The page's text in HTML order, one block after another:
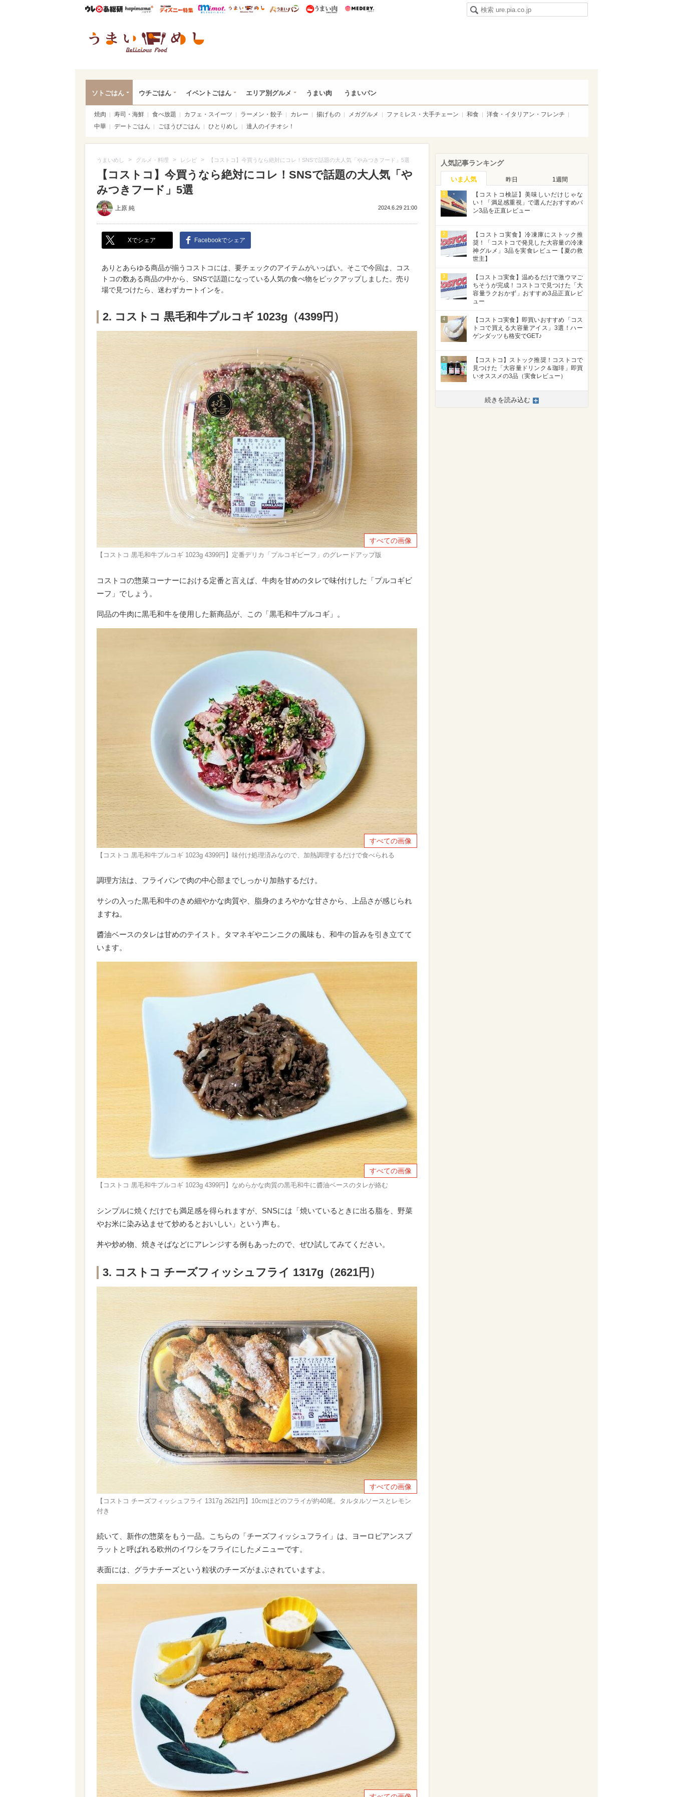
ウレぴあ総研ハピママ* ウレぴあ総研 ディズニー特集
mimot. うまいめし うまいパン うまい肉
ソトごはん ウチごはん イベントごはん エリア別グルメ うまい肉 うまいパン
焼肉 寿司・海鮮 食べ放題 カフェ・スイーツ ラーメン・餃子 カレー 揚げもの メガグルメ ファミレス・大手チェーン 和食
洋食・イタリアン・フレンチ
中華
デートごはん ごほうびごはん ひとりめし 達人のイチオシ！
うまいめし > グルメ・料理 > レシピ > 【コストコ】今買うなら絶対にコレ！SNSで話題の大人気「やみつきフード」5選
【コストコ】今買うなら絶対にコレ！SNSで話題の大人気「や
みつきフード」5選
上原 純 2024.6.29 21:00
Xでシェア Facebookでシェア
ありとあらゆる商品が揃うコストコには、要チェックのアイテムがいっぱい。そこで今回は、コス
トコの数ある商品の中から、SNSで話題になっている人気の食べ物をピックアップしました。売り
場で見つけたら、迷わずカートインを。
2. コストコ 黒毛和牛プルコギ 1023g（4399円）
すべての画像
【コストコ 黒毛和牛プルコギ 1023g 4399円】定番デリカ「プルコギビーフ」のグレードアップ版
コストコの惣菜コーナーにおける定番と言えば、牛肉を甘めのタレで味付けした「プルコギビ
ーフ」でしょう。
同品の牛肉に黒毛和牛を使用した新商品が、この「黒毛和牛プルコギ」。
すべての画像
【コストコ 黒毛和牛プルコギ 1023g 4399円】味付け処理済みなので、加熱調理するだけで食べられる
調理方法は、フライパンで肉の中心部までしっかり加熱するだけ。
サシの入った黒毛和牛のきめ細やかな肉質や、脂身のまろやかな甘さから、上品さが感じられ
ますね。
醬油ベースのタレは甘めのテイスト。タマネギやニンニクの風味も、和牛の旨みを引き立てて
います。
すべての画像
【コストコ 黒毛和牛プルコギ 1023g 4399円】なめらかな肉質の黒毛和牛に醬油ベースのタレが絡む
シンプルに焼くだけでも満足感を得られますが、SNSには「焼いているときに出る脂を、野菜
やお米に染み込ませて炒めるとおいしい」という声も。
丼や炒め物、焼きそばなどにアレンジする例もあったので、ぜひ試してみてください。
3. コストコ チーズフィッシュフライ 1317g（2621円）
すべての画像
【コストコ チーズフィッシュフライ 1317g 2621円】10cmほどのフライが約40尾。タルタルソースとレモン
付き
続いて、新作の惣菜をもう一品。こちらの「チーズフィッシュフライ」は、ヨーロピアンスプ
ラットと呼ばれる欧州のイワシをフライにしたメニューです。
表面には、グラナチーズという粒状のチーズがまぶされていますよ。
人気記事ランキング
いま人気 昨日 1週間
1
【コストコ検証】美味しいだけじゃな
い！「満足感重視」で選んだおすすめパ
ン3品を正直レビュー
2
【コストコ実食】冷凍庫にストック推
奨！「コストコで発見した大容量の冷凍
神グルメ」3品を実食レビュー【夏の救
世主】
3
【コストコ実食】温めるだけで激ウマご
ちそうが完成！コストコで見つけた「大
容量ラクおかず」おすすめ3品正直レビ
ュー
4
【コストコ実食】即買いおすすめ「コス
トコで買える大容量アイス」3選！ハー
ゲンダッツも格安でGET♪
5
【コストコ】ストック推奨！コストコで
見つけた「大容量ドリンク＆珈琲」即買
いオススメの3品（実食レビュー）
続きを読み込む